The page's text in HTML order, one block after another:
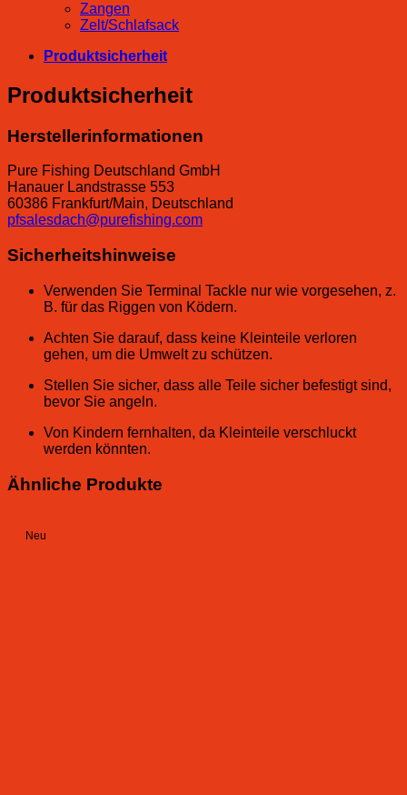
Zangen
Zelt/Schlafsack
Produktsicherheit
Produktsicherheit
Herstellerinformationen
Pure Fishing Deutschland GmbH
Hanauer Landstrasse 553
60386 Frankfurt/Main, Deutschland
pfsalesdach@purefishing.com
Sicherheitshinweise
Verwenden Sie Terminal Tackle nur wie vorgesehen, z.
B. für das Riggen von Ködern.
Achten Sie darauf, dass keine Kleinteile verloren
gehen, um die Umwelt zu schützen.
Stellen Sie sicher, dass alle Teile sicher befestigt sind,
bevor Sie angeln.
Von Kindern fernhalten, da Kleinteile verschluckt
werden könnten.
Ähnliche Produkte
Neu